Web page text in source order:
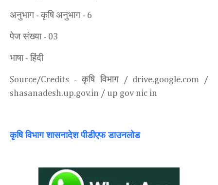
अनुभाग - कृषिअनुभाग - 6
पेज संख्या - 03
भाषा - हिंदी
Source/Credits - कृषि विभाग / drive.google.com /
shasanadesh.up.gov.in / up gov nic in
कृषि विभाग शासनादेश पीडीएफ डाउनलोड